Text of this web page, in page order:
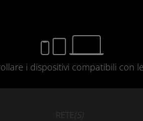
i dispositivi compatibili con
RETE(S)